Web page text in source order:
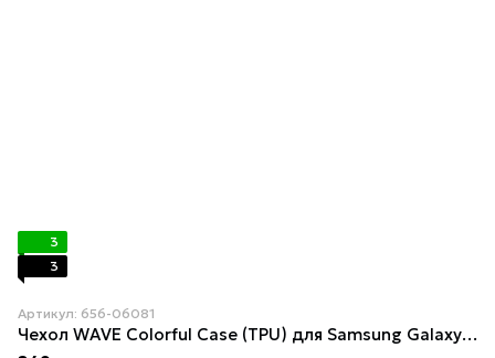
3
3
Артикул: 656-06081
Чехол WAVE Colorful Case (TPU) для Samsung Galaxy S20 (G980F) Forest green